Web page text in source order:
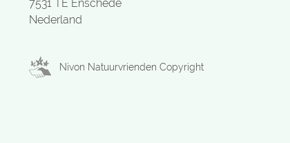
7531 TE Enschede
Nederland
Nivon Natuurvrienden Copyright